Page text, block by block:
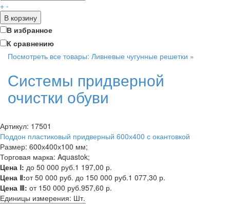
+ -
В корзину
В избранное
К сравнению
Посмотреть все товары: Ливневые чугунные решетки »
Системы придверной
очистки обуви
Артикул: 17501
Поддон пластиковый придверный 600х400 с окантовкой
Размер: 600х400х100 мм;
Торговая марка: Aquastok;
Цена Ⅰ: до 50 000 руб.1 197,00 р.
Цена Ⅱ:от 50 000 руб. до 150 000 руб.1 077,30 р.
Цена Ⅲ: от 150 000 руб.957,60 р.
Единицы измерения: Шт.